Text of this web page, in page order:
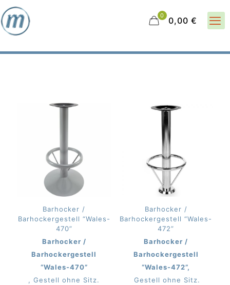
0 0,00 €
Barhocker /
Barhockergestell “Wales-
470”
Barhocker /
Barhockergestell
“Wales-470”
, Gestell ohne Sitz.
Barhocker /
Barhockergestell “Wales-
472”
Barhocker /
Barhockergestell
“Wales-472”,
Gestell ohne Sitz.